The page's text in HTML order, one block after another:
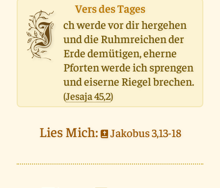
Vers des Tages
I
ch werde vor dir hergehen
und die Ruhmreichen der
Erde demütigen, eherne
Pforten werde ich sprengen
und eiserne Riegel brechen.
(Jesaja 45,2)
Lies Mich: Jakobus 3,13-18